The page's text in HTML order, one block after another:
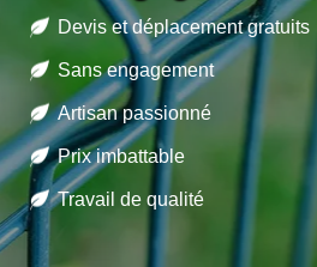
Devis et déplacement gratuits
Sans engagement
Artisan passionné
Prix imbattable
Travail de qualité